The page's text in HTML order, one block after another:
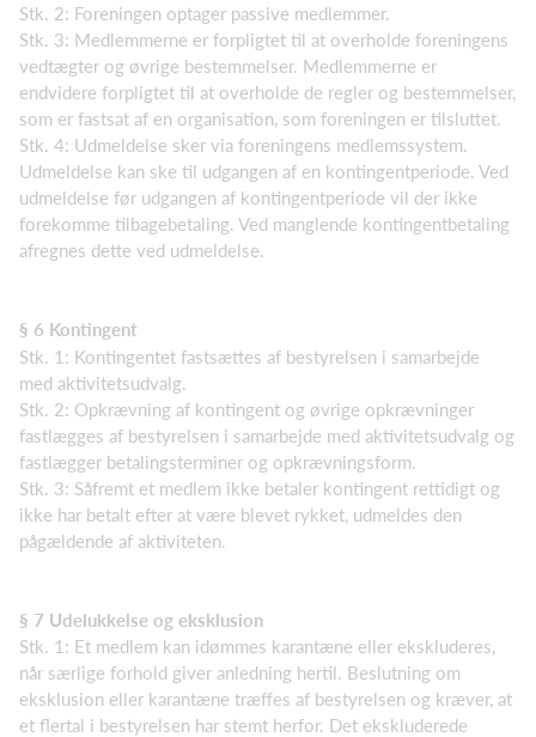
Stk. 2: Foreningen optager passive medlemmer.
Stk. 3: Medlemmerne er forpligtet til at overholde foreningens
vedtægter og øvrige bestemmelser. Medlemmerne er
endvidere forpligtet til at overholde de regler og bestemmelser,
som er fastsat af en organisation, som foreningen er tilsluttet.
Stk. 4: Udmeldelse sker via foreningens medlemssystem.
Udmeldelse kan ske til udgangen af en kontingentperiode. Ved
udmeldelse før udgangen af kontingentperiode vil der ikke
forekomme tilbagebetaling. Ved manglende kontingentbetaling
afregnes dette ved udmeldelse.
§ 6 Kontingent
Stk. 1: Kontingentet fastsættes af bestyrelsen i samarbejde
med aktivitetsudvalg.
Stk. 2: Opkrævning af kontingent og øvrige opkrævninger
fastlægges af bestyrelsen i samarbejde med aktivitetsudvalg og
fastlægger betalingsterminer og opkrævningsform.
Stk. 3: Såfremt et medlem ikke betaler kontingent rettidigt og
ikke har betalt efter at være blevet rykket, udmeldes den
pågældende af aktiviteten.
§ 7 Udelukkelse og eksklusion
Stk. 1: Et medlem kan idømmes karantæne eller ekskluderes,
når særlige forhold giver anledning hertil. Beslutning om
eksklusion eller karantæne træffes af bestyrelsen og kræver, at
et flertal i bestyrelsen har stemt herfor. Det ekskluderede